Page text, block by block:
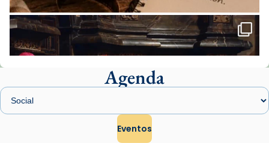
📸 Dr. G. Simón
Foto
View on Facebook Share
Arquebisbat de Barcelona
1 week ago
Memòria de les santes Juliana i
Semproniana, verges i màrtirs.
Agenda
Eventos